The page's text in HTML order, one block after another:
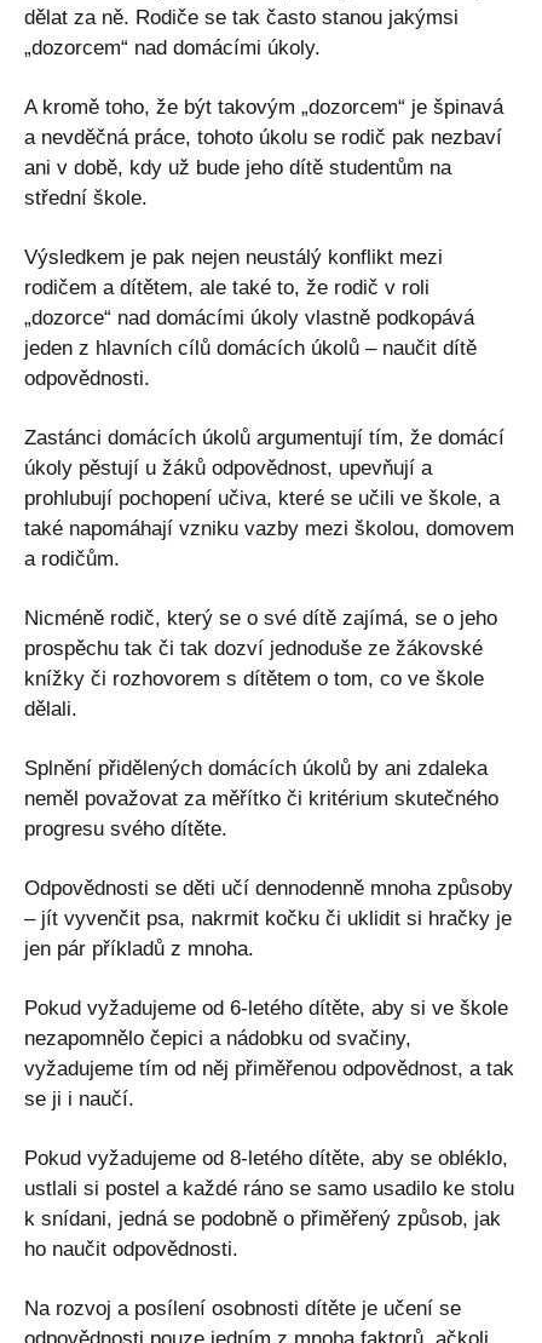
dělat za ně. Rodiče se tak často stanou jakýmsi
„dozorcem“ nad domácími úkoly.
A kromě toho, že být takovým „dozorcem“ je špinavá
a nevděčná práce, tohoto úkolu se rodič pak nezbaví
ani v době, kdy už bude jeho dítě studentům na
střední škole.
Výsledkem je pak nejen neustálý konflikt mezi
rodičem a dítětem, ale také to, že rodič v roli
„dozorce“ nad domácími úkoly vlastně podkopává
jeden z hlavních cílů domácích úkolů – naučit dítě
odpovědnosti.
Zastánci domácích úkolů argumentují tím, že domácí
úkoly pěstují u žáků odpovědnost, upevňují a
prohlubují pochopení učiva, které se učili ve škole, a
také napomáhají vzniku vazby mezi školou, domovem
a rodičům.
Nicméně rodič, který se o své dítě zajímá, se o jeho
prospěchu tak či tak dozví jednoduše ze žákovské
knížky či rozhovorem s dítětem o tom, co ve škole
dělali.
Splnění přidělených domácích úkolů by ani zdaleka
neměl považovat za měřítko či kritérium skutečného
progresu svého dítěte.
Odpovědnosti se děti učí dennodenně mnoha způsoby
– jít vyvenčit psa, nakrmit kočku či uklidit si hračky je
jen pár příkladů z mnoha.
Pokud vyžadujeme od 6-letého dítěte, aby si ve škole
nezapomnělo čepici a nádobku od svačiny,
vyžadujeme tím od něj přiměřenou odpovědnost, a tak
se ji i naučí.
Pokud vyžadujeme od 8-letého dítěte, aby se obléklo,
ustlali si postel a každé ráno se samo usadilo ke stolu
k snídani, jedná se podobně o přiměřený způsob, jak
ho naučit odpovědnosti.
Na rozvoj a posílení osobnosti dítěte je učení se
odpovědnosti pouze jedním z mnoha faktorů, ačkoli